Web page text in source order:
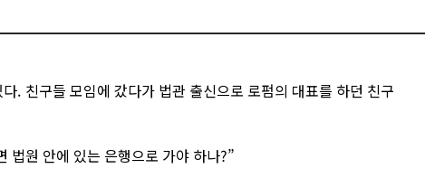
. 친구들 모임에 갔다가 법관 출신으로 로펌의 대표를 하던 친구
법원 안에 있는 은행으로 가야 하나?”